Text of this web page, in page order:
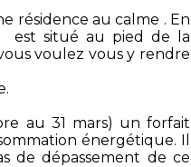
résidence au calme . En
est situé au pied de la
voulez vous y rendre
au 31 mars) un forfait
énergétique. Il
de dépassement de ce